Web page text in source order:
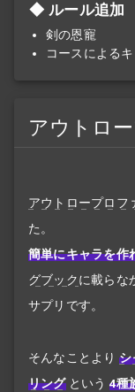
ルール追加
剣の恩寵
コースによる
アウトロ
アウトロープロフ
た。
簡単にキャラを作
グブックに載らな
サプリです。
そんなことより シ
リング という 4種